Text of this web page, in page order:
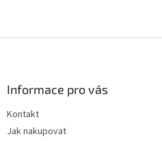
Informace pro vás
Kontakt
Jak nakupovat